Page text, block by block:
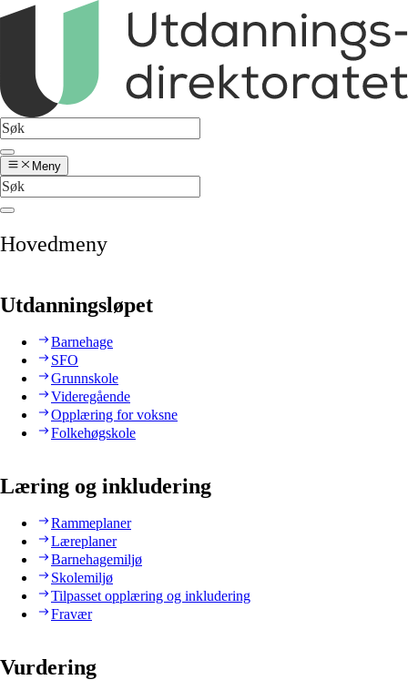
Meny
Hovedmeny
Utdanningsløpet
Barnehage
SFO
Grunnskole
Videregående
Opplæring for voksne
Folkehøgskole
Læring og inkludering
Rammeplaner
Læreplaner
Barnehagemiljø
Skolemiljø
Tilpasset opplæring og inkludering
Fravær
Vurdering